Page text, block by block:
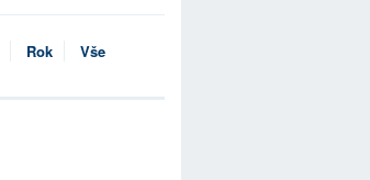
Rok Vše